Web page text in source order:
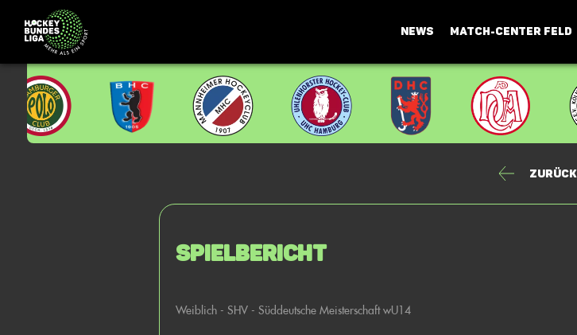
NEWS MATCH-CENTER FELD
Zurück
Spielbericht
Weiblich - SHV - Süddeutsche Meisterschaft wU14